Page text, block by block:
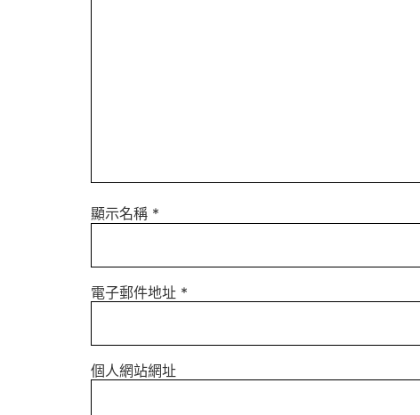
顯示名稱 *
電子郵件地址 *
個人網站網址